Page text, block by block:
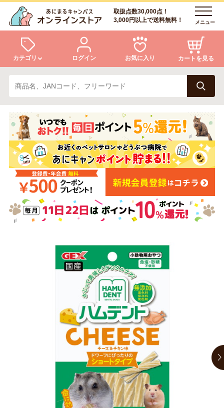
取扱点数30,000点！
3,000円以上で送料無料！
メニュー
カテゴリ
犬 猫
小動物・鳥 アクア・爬虫類・昆虫
ドッグフード キャットフード
美容・ケア用品 服・おさんぽ用品
日用品（デイリー）
シニアサポート
ログイン お気に入り カートを見る
ログイン
会員登録
あにまるキャンパスについて
アフターサービス
商品リクエスト
お問い合わせ